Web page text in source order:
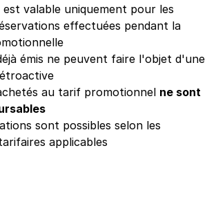
valable uniquement pour les
effectuées pendant la
émis ne peuvent faire l'objet d'une
au tarif promotionnel ne sont
sont possibles selon les
applicables